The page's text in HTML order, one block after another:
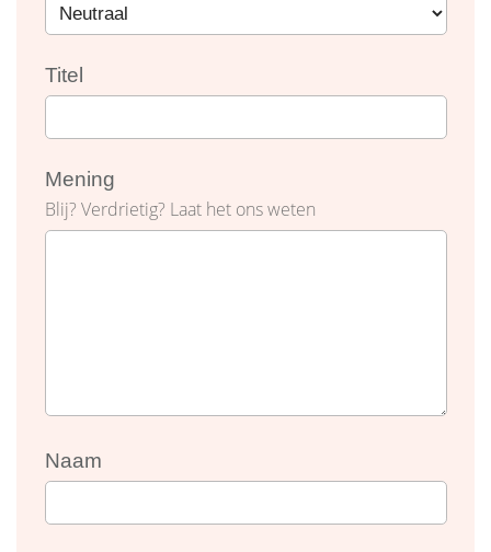
Titel
Mening
Blij? Verdrietig? Laat het ons weten
Naam